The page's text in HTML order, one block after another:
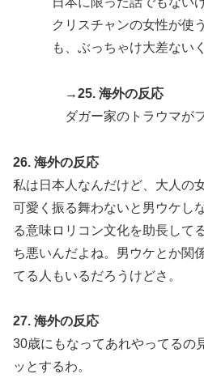
クリスチャンの女性が使
も、ぶっちゃけ大差ない
→25. 海外の反応
ダガー家のトラウマが
26. 海外の反応
私は日本人なんだけど、大人の
可愛く振る舞わないと男ウケし
る意味ロリコン文化を助長し
ち悪いんだよね。男ウケとか関
てる人もいるだろうけどさ。
27. 海外の反応
30歳にもなってあれやってるの
ッとするわ。